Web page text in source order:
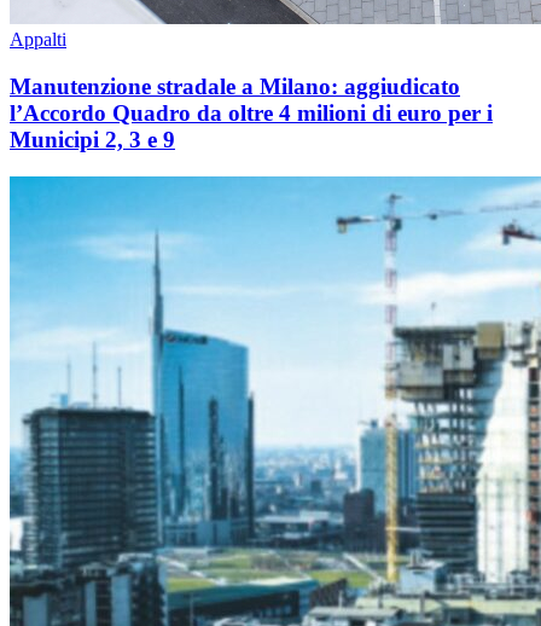
Appalti
Manutenzione stradale a Milano: aggiudicato
l’Accordo Quadro da oltre 4 milioni di euro per i
Municipi 2, 3 e 9